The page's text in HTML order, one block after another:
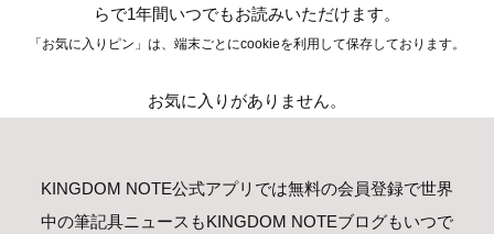
らで1年間いつでもお読みいただけます。
「お気に入りピン」は、端末ごとにcookieを利用して保存しております。
お気に入りがありません。
KINGDOM NOTE公式アプリでは無料の会員登録で世界
中の筆記具ニュースもKINGDOM NOTEブログもいつで